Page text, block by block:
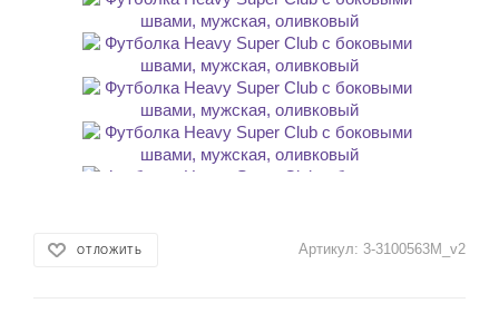
ОТЛОЖИТЬ Артикул: 3-3100563M_v2